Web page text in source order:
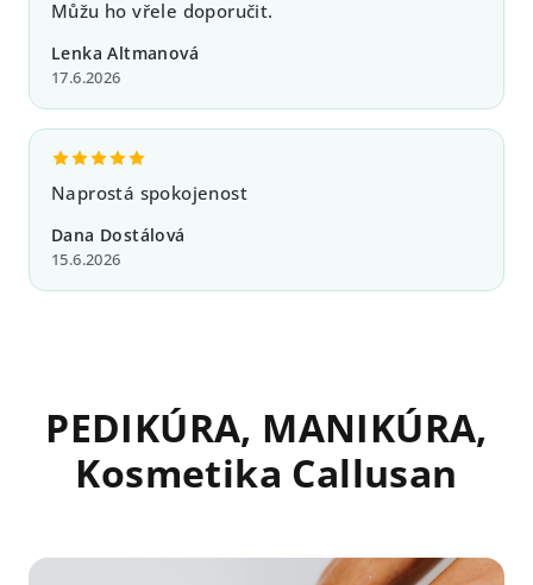
Můžu ho vřele doporučit.
Lenka Altmanová
17.6.2026
Naprostá spokojenost
Dana Dostálová
15.6.2026
PEDIKÚRA, MANIKÚRA,
Kosmetika Callusan